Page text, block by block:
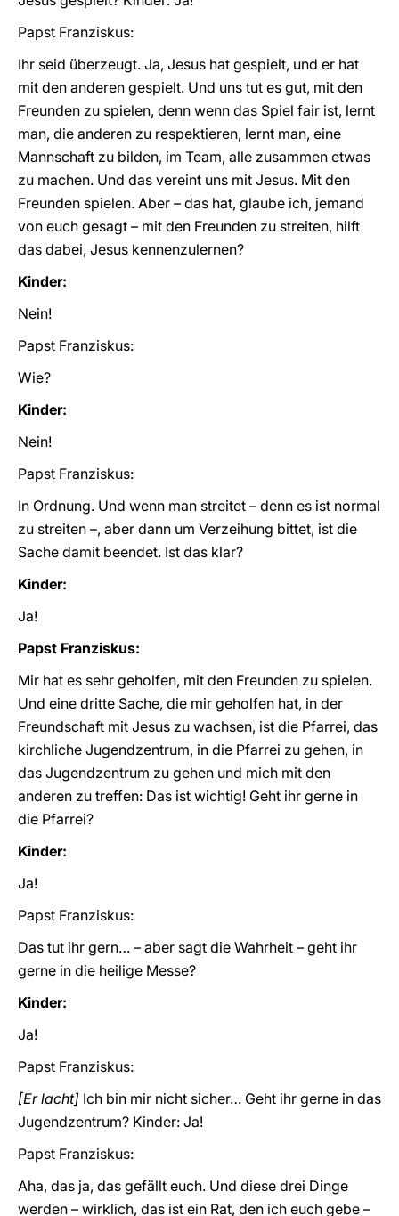
Papst Franziskus:
Ihr seid überzeugt. Ja, Jesus hat gespielt, und er hat
mit den anderen gespielt. Und uns tut es gut, mit den
Freunden zu spielen, denn wenn das Spiel fair ist, lernt
man, die anderen zu respektieren, lernt man, eine
Mannschaft zu bilden, im Team, alle zusammen etwas
zu machen. Und das vereint uns mit Jesus. Mit den
Freunden spielen. Aber – das hat, glaube ich, jemand
von euch gesagt – mit den Freunden zu streiten, hilft
das dabei, Jesus kennenzulernen?
Kinder:
Nein!
Papst Franziskus:
Wie?
Kinder:
Nein!
Papst Franziskus:
In Ordnung. Und wenn man streitet – denn es ist normal
zu streiten –, aber dann um Verzeihung bittet, ist die
Sache damit beendet. Ist das klar?
Kinder:
Ja!
Papst Franziskus:
Mir hat es sehr geholfen, mit den Freunden zu spielen.
Und eine dritte Sache, die mir geholfen hat, in der
Freundschaft mit Jesus zu wachsen, ist die Pfarrei, das
kirchliche Jugendzentrum, in die Pfarrei zu gehen, in
das Jugendzentrum zu gehen und mich mit den
anderen zu treffen: Das ist wichtig! Geht ihr gerne in
die Pfarrei?
Kinder:
Ja!
Papst Franziskus:
Das tut ihr gern… – aber sagt die Wahrheit – geht ihr
gerne in die heilige Messe?
Kinder:
Ja!
Papst Franziskus:
[Er lacht] Ich bin mir nicht sicher… Geht ihr gerne in das
Jugendzentrum? Kinder: Ja!
Papst Franziskus:
Aha, das ja, das gefällt euch. Und diese drei Dinge
werden – wirklich, das ist ein Rat, den ich euch gebe –